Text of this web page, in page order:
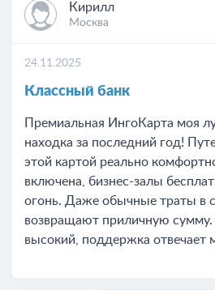
Кирилл
Москва
24.11.2025
Классный банк
Премиальная ИнгоКарта моя
находка за последний год!
этой картой реально
включена, бизнес-залы
огонь. Даже обычные траты в
возвращают приличную сумму.
высокий, поддержка отвечает